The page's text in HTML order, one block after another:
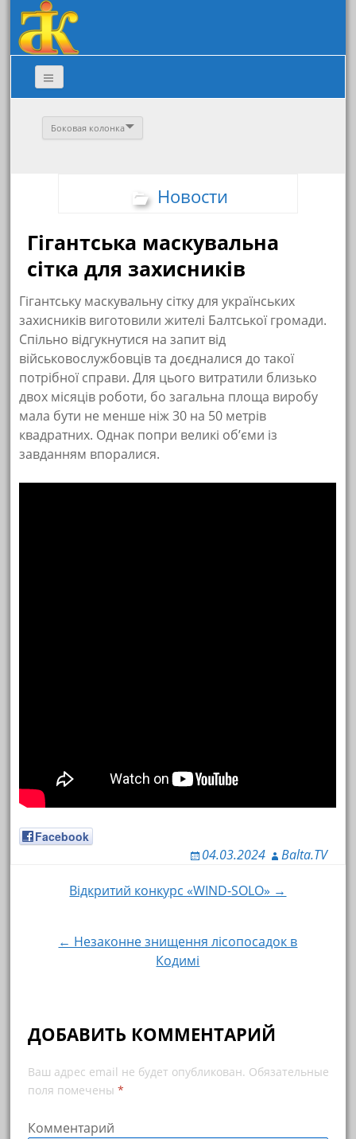
Боковая колонка
Новости
Гігантська маскувальна
сітка для захисників
Гігантську маскувальну сітку для українських
захисників виготовили жителі Балтської громади.
Спільно відгукнутися на запит від
військовослужбовців та доєдналися до такої
потрібної справи. Для цього витратили близько
двох місяців роботи, бо загальна площа виробу
мала бути не менше ніж 30 на 50 метрів
квадратних. Однак попри великі об’єми із
завданням впоралися.
Facebook
04.03.2024 Balta.TV
Навигация по записям
Відкритий конкурс «WIND-SOLO» →
← Незаконне знищення лісопосадок в
Кодимі
ДОБАВИТЬ КОММЕНТАРИЙ
Ваш адрес email не будет опубликован. Обязательные
поля помечены *
Комментарий